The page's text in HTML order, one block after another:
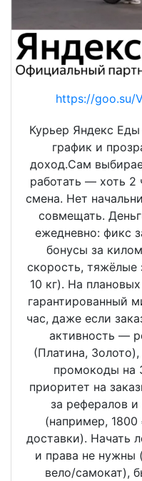
https://goo.su/
Курьер Яндекс
график и
доход.Сам
работать — хоть 2
смена. Нет
совмещать.
ежедневно: фикс
бонусы за
скорость, тяжёлые
10 кг). На
гарантированный
час, даже если
активность —
(Платина,
промокоды на
приоритет на
за рефералов и
(например, 1800
доставки). Начать
и права не нужны
вело/самокат),